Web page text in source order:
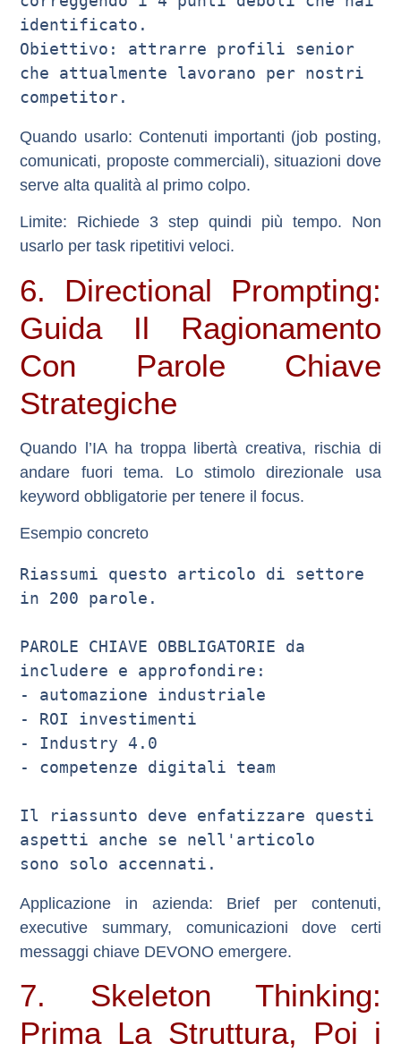
identificato.
Obiettivo: attrarre profili senior
che attualmente lavorano per nostri
Quando usarlo: Contenuti importanti (job posting,
comunicati, proposte commerciali), situazioni dove
serve alta qualità al primo colpo.
Limite: Richiede 3 step quindi più tempo. Non
usarlo per task ripetitivi veloci.
6. Directional Prompting:
Guida Il Ragionamento
Con Parole Chiave
Strategiche
Quando l’IA ha troppa libertà creativa, rischia di
andare fuori tema. Lo stimolo direzionale usa
keyword obbligatorie per tenere il focus.
Esempio concreto
Riassumi questo articolo di settore
in 200 parole.
PAROLE CHIAVE OBBLIGATORIE da
includere e approfondire:
- automazione industriale
- ROI investimenti
- Industry 4.0
- competenze digitali team
Il riassunto deve enfatizzare questi
aspetti anche se nell'articolo
Applicazione in azienda: Brief per contenuti,
executive summary, comunicazioni dove certi
messaggi chiave DEVONO emergere.
7. Skeleton Thinking:
Prima La Struttura, Poi i